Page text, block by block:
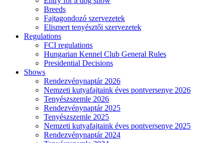
Breeds
Fajtagondozó szervezetek
Elismert tenyésztői szervezetek
Regulations
FCI regulations
Hungarian Kennel Club General Rules
Presidential Decisions
Shows
Rendezvénynaptár 2026
Nemzeti kutyafajtaink éves pontversenye 2026
Tenyészszemle 2026
Rendezvénynaptár 2025
Tenyészszemle 2025
Nemzeti kutyafajtaink éves pontversenye 2025
Rendezvénynaptár 2024